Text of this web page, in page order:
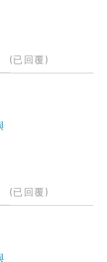
(已回覆)
(已回覆)